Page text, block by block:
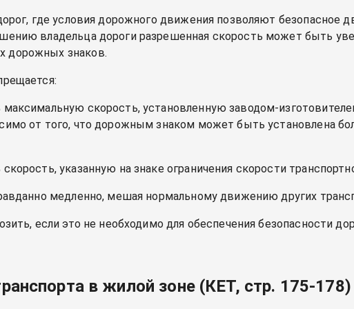
где условия дорожного движения позволяют безопасное
владельца дороги разрешенная скорость может быть
дорожных знаков.
скорость, установленную заводом-
от того, что дорожным знаком может быть установлена
указанную на знаке ограничения скорости
медленно, мешая нормальному движению других
если это не необходимо для обеспечения безопасности
в жилой зоне (КЕТ, стр. 175-178)